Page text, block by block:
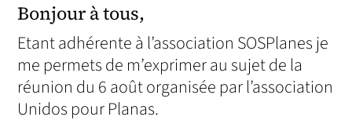
Bonjour à tous,
Etant adhérente à l’association SOSPlanes je
me permets de m’exprimer au sujet de la
réunion du 6 août organisée par l’association
Unidos pour Planas.